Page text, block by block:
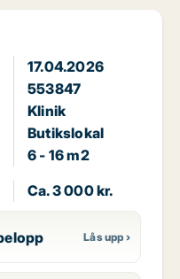
17.04.2026
553847
Klinik
Butikslokal
6 - 16 m2
Ca. 3 000 kr.